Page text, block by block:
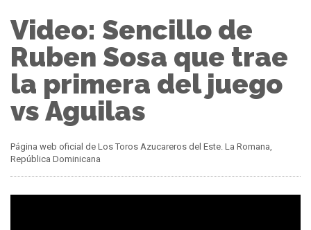
Video: Sencillo de
Ruben Sosa que trae
la primera del juego
vs Aguilas
Página web oficial de Los Toros Azucareros del Este. La Romana,
República Dominicana